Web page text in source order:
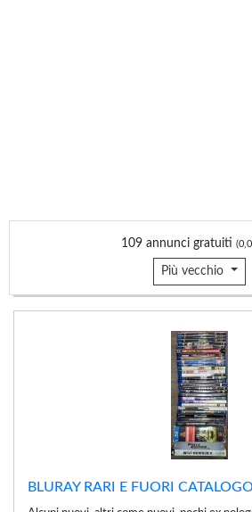
109 annunci gratuiti
Più vecchio
BLURAY RARI E FUORI CATALOGO